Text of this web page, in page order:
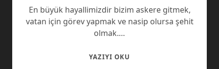
En büyük hayallimizdir bizim askere gitmek,
vatan için görev yapmak ve nasip olursa şehit
olmak.…
YAZIYI OKU